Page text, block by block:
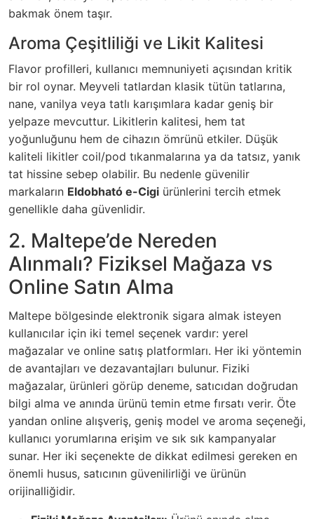
bakmak önem taşır.
Aroma Çeşitliliği ve Likit Kalitesi
Flavor profilleri, kullanıcı memnuniyeti açısından kritik
bir rol oynar. Meyveli tatlardan klasik tütün tatlarına,
nane, vanilya veya tatlı karışımlara kadar geniş bir
yelpaze mevcuttur. Likitlerin kalitesi, hem tat
yoğunluğunu hem de cihazın ömrünü etkiler. Düşük
kaliteli likitler coil/pod tıkanmalarına ya da tatsız, yanık
tat hissine sebep olabilir. Bu nedenle güvenilir
markaların Eldobható e-Cigi ürünlerini tercih etmek
genellikle daha güvenlidir.
2. Maltepe’de Nereden
Alınmalı? Fiziksel Mağaza vs
Online Satın Alma
Maltepe bölgesinde elektronik sigara almak isteyen
kullanıcılar için iki temel seçenek vardır: yerel
mağazalar ve online satış platformları. Her iki yöntemin
de avantajları ve dezavantajları bulunur. Fiziki
mağazalar, ürünleri görüp deneme, satıcıdan doğrudan
bilgi alma ve anında ürünü temin etme fırsatı verir. Öte
yandan online alışveriş, geniş model ve aroma seçeneği,
kullanıcı yorumlarına erişim ve sık sık kampanyalar
sunar. Her iki seçenekte de dikkat edilmesi gereken en
önemli husus, satıcının güvenilirliği ve ürünün
orijinalliğidir.